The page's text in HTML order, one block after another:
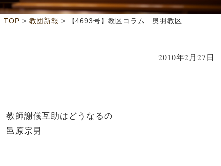
TOP > 教団新報 > 【4693号】教区コラム 奥羽教区
2010年2月27日
教師謝儀互助はどうなるの
邑原宗男